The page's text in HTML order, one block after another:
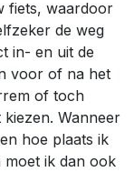
fiets, waardoor
de weg
in- en uit de
voor of na het
of toch
Wanneer
hoe plaats ik
ik dan ook